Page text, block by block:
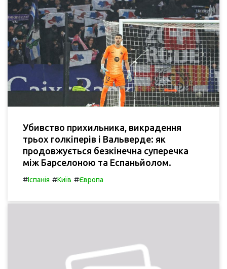
Убивство прихильника, викрадення
трьох голкіперів і Вальверде: як
продовжується безкінечна суперечка
між Барселоною та Еспаньйолом.
#Іспанія #Київ #Європа